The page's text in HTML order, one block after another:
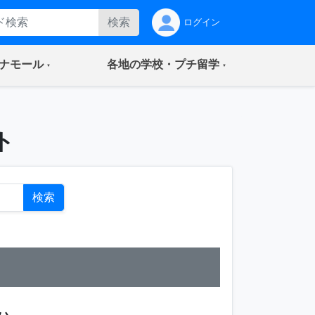
検索 ログイン
モール(current) 各地の学校・プチ留学(current)
検索